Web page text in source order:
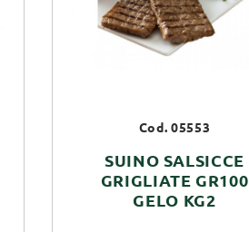
Cod. 05553
SUINO SALSICCE
GRIGLIATE GR100
GELO KG2